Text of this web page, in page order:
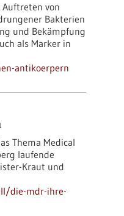
von
Bakterien
und Bekämpfung
als Marker in
antikoerpern
Thema Medical
laufende
Kraut und
die-mdr-ihre-